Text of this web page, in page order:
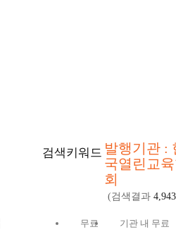
검색키워드 발행기관 :
국열린교
회
(검색결과 4,943
무료
기관 내 무료